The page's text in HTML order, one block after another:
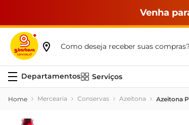
Venha
Como deseja receber suas compras?
Serviços
Mercearia Conservas Azeitona Azeitona